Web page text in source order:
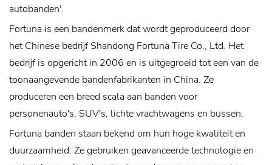
autobanden'.
Fortuna is een bandenmerk dat wordt geproduceerd door
het Chinese bedrijf Shandong Fortuna Tire Co., Ltd. Het
bedrijf is opgericht in 2006 en is uitgegroeid tot een van de
toonaangevende bandenfabrikanten in China. Ze
produceren een breed scala aan banden voor
personenauto's, SUV's, lichte vrachtwagens en bussen.
Fortuna banden staan ​​bekend om hun hoge kwaliteit en
duurzaamheid. Ze gebruiken geavanceerde technologie en